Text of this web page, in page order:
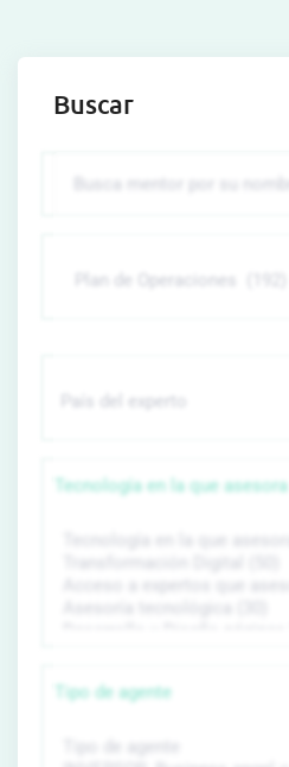
Buscar
Tecnología en la que asesora
Tipo de agente